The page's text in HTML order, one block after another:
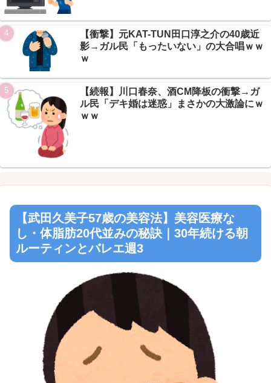
Powered by livedoor 相互RSS【衝撃】元KAT-TUN田口淳之介の40歳近
影→ガル民「もったいない」の大合唱ｗｗ
ｗ
【続報】川口春奈、酒CM降板の衝撃→ガ
ル民「デキ婚は迷惑」まさかの大激論にｗ
ｗｗ
【武田久美子57歳の美容法】美容医療な
し・体脂肪20代並みの秘訣｜30年続ける朝
ルーティンとバレエ週3